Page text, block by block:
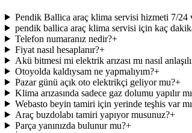
Pendik Ballica araç klima servisi hizmeti 7/24
pendik ballica araç klima servisi için kaç
Telefon numaranız nedir?+
Fiyat nasıl hesaplanır?+
Akü bitmesi mi elektrik arızası mı nasıl
Otoyolda kaldıysam ne yapmalıyım?+
Pazar günü açık oto elektrikçi geliyor mu?+
Klima arızasında sadece gaz dolumu yapılır
Webasto beyin tamiri için yerinde teşhis var
Araç buzdolabı tamiri yapıyor musunuz?+
Parça yanınızda bulunur mu?+